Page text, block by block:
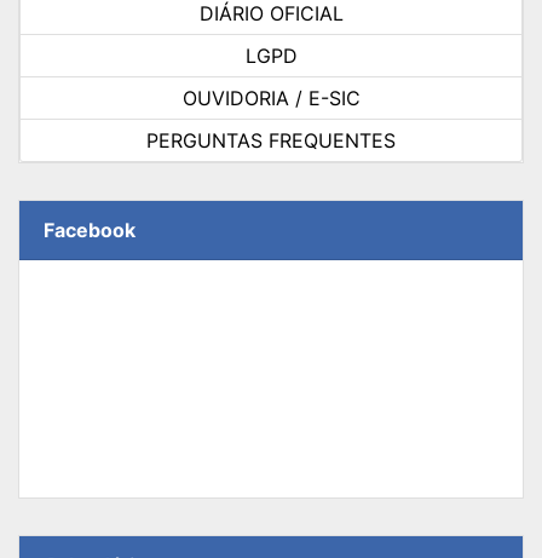
DIÁRIO OFICIAL
LGPD
OUVIDORIA / E-SIC
PERGUNTAS FREQUENTES
Facebook